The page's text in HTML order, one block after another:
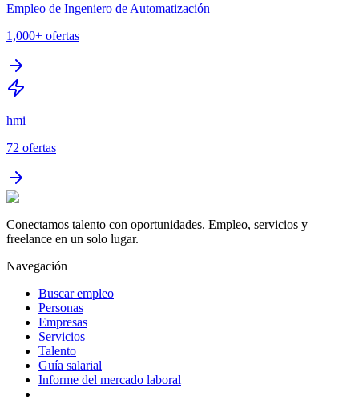
Empleo de Ingeniero de Automatización
1,000+ ofertas
hmi
72 ofertas
Conectamos talento con oportunidades. Empleo, servicios y
freelance en un solo lugar.
Navegación
Buscar empleo
Personas
Empresas
Servicios
Talento
Guía salarial
Informe del mercado laboral